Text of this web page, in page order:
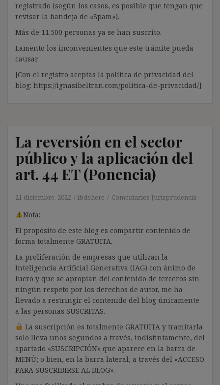
registrado (según los casos, es posible que tengan que
revisar la bandeja de «Spam»).
Más de 11.500 personas ya se han suscrito.
Lamento los inconvenientes que este trámite pueda
causar.
[Con el registro aceptas la política de privacidad del
blog: https://ignasibeltran.com/politica-de-privacidad/]
La reversión en el sector
público y la aplicación del
art. 44 ET (Ponencia)
21 diciembre, 2022 ibdehere Comentarios Jurisprudencia
Nota:
El propósito de este blog es compartir contenido de
forma totalmente GRATUITA.
La proliferación de empresas que utilizan la
Inteligencia Artificial Generativa (IAG) con ánimo de
lucro y que se apropian del contenido de terceros sin
ningún respeto por los derechos de autor, me ha
llevado a restringir el contenido del blog únicamente
a las personas SUSCRITAS.
La suscripción es totalmente GRATUITA y tramitarla
solo lleva unos segundos a través, indistintamente, del
apartado «SUSCRIPCIÓN» que aparece en la barra de
MENÚ; o bien, en la barra lateral, a través del «ACCESO
PARA SUSCRIBIRSE AL BLOG».